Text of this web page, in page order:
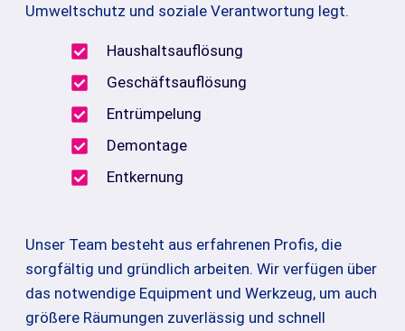
Umweltschutz und soziale Verantwortung legt.
Haushaltsauflösung
Geschäftsauflösung
Entrümpelung
Demontage
Entkernung
Unser Team besteht aus erfahrenen Profis, die
sorgfältig und gründlich arbeiten. Wir verfügen über
das notwendige Equipment und Werkzeug, um auch
größere Räumungen zuverlässig und schnell